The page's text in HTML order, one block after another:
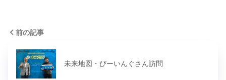
前の記事
未来地図・びーいんぐさん訪問